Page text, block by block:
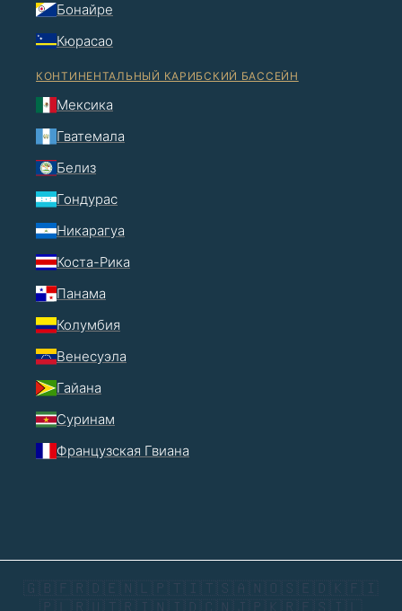
Бонайре
Кюрасао
КОНТИНЕНТАЛЬНЫЙ КАРИБСКИЙ БАССЕЙН
Мексика
Гватемала
Белиз
Гондурас
Никарагуа
Коста-Рика
Панама
Колумбия
Венесуэла
Гайана
Суринам
Французская Гвиана
🇬🇧 🇫🇷 🇩🇪 🇳🇱 🇵🇹 🇮🇹 🇸🇦 🇳🇴 🇸🇪 🇩🇰 🇫🇮
🇵🇱 🇷🇺 🇹🇷 🇮🇳 🇮🇩 🇨🇳 🇯🇵 🇰🇷 🇪🇸 🇮🇱